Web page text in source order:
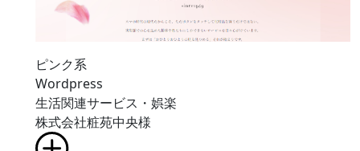
ピンク系
Wordpress
生活関連サービス・娯楽
株式会社粧苑中央様